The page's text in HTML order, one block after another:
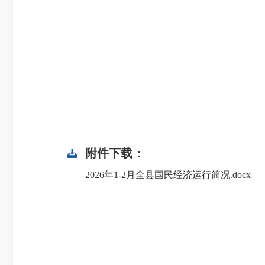
附件下载：
2026年1-2月全县国民经济运行简况.docx